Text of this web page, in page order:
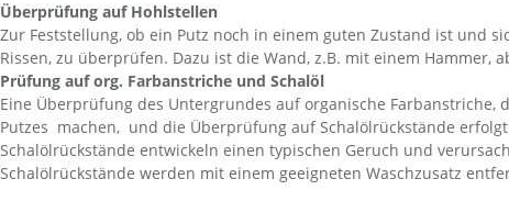
Überprüfung auf Hohlstellen
Zur Feststellung, ob ein Putz noch in einem guten Zustand ist und
Rissen, zu überprüfen. Dazu ist die Wand, z.B. mit einem
Prüfung auf org. Farbanstriche und Schalöl
Eine Überprüfung des Untergrundes auf organische
Putzes machen, und die Überprüfung auf Schalölrückstände
Schalölrückstände entwickeln einen typischen Geruch und
Schalölrückstände werden mit einem geeigneten Waschzusatz